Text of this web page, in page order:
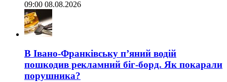
09:00 08.08.2026
В Івано-Франківську п’яний водій
пошкодив рекламний біг-борд. Як покарали
порушника?